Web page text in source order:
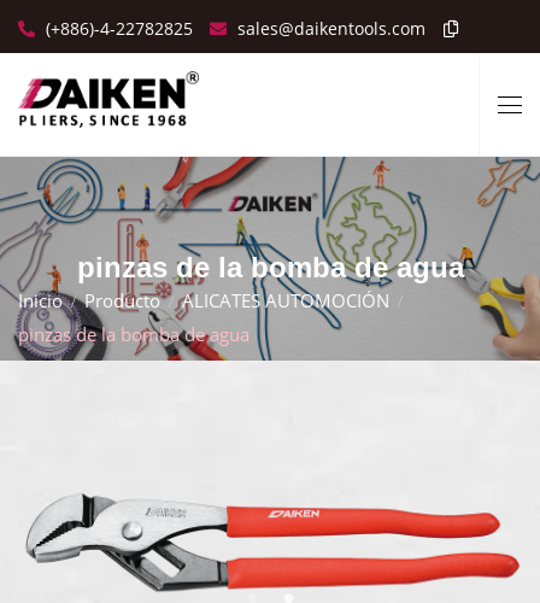
(+886)-4-22782825 sales@daikentools.com
pinzas de la bomba de agua
Inicio Producto
ALICATES AUTOMOCIÓN
pinzas de la bomba de agua